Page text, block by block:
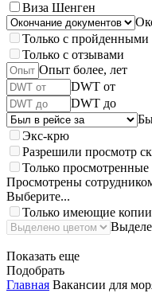
Виза Шенген
Только с пройденными
Только с отзывами
Опыт более, лет
DWT от
DWT до
Экс-крю
Разрешили просмотр
Только просмотренные
Просмотрены
Выберите...
Только имеющие копии
Показать еще
Подобрать
Главная Вакансии для